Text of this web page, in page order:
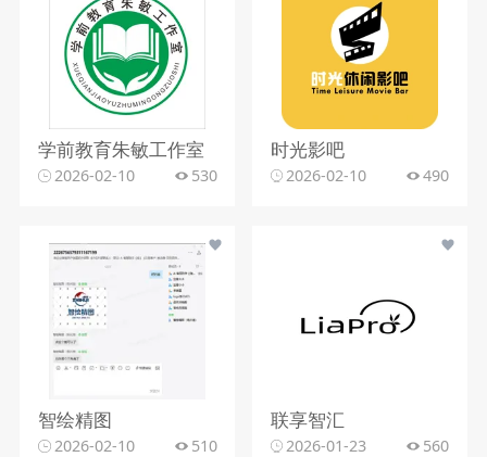
学前教育朱敏工作室
2026-02-10 530
时光影吧
2026-02-10 490
智绘精图
2026-02-10 510
联享智汇
2026-01-23 560